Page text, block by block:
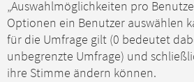
„Auswahlmöglichkeiten pro
Optionen ein Benutzer auswählen
für die Umfrage gilt (0 bedeutet
unbegrenzte Umfrage) und
ihre Stimme ändern können.